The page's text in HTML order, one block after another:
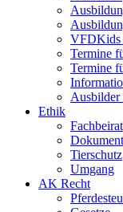
VFDKids
Termine
Termine
Ausbilder
Ethik
Fachbeirat
Tierschutz
Umgang
AK Recht